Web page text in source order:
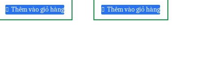
Thêm vào giỏ hàng Thêm vào giỏ hàng